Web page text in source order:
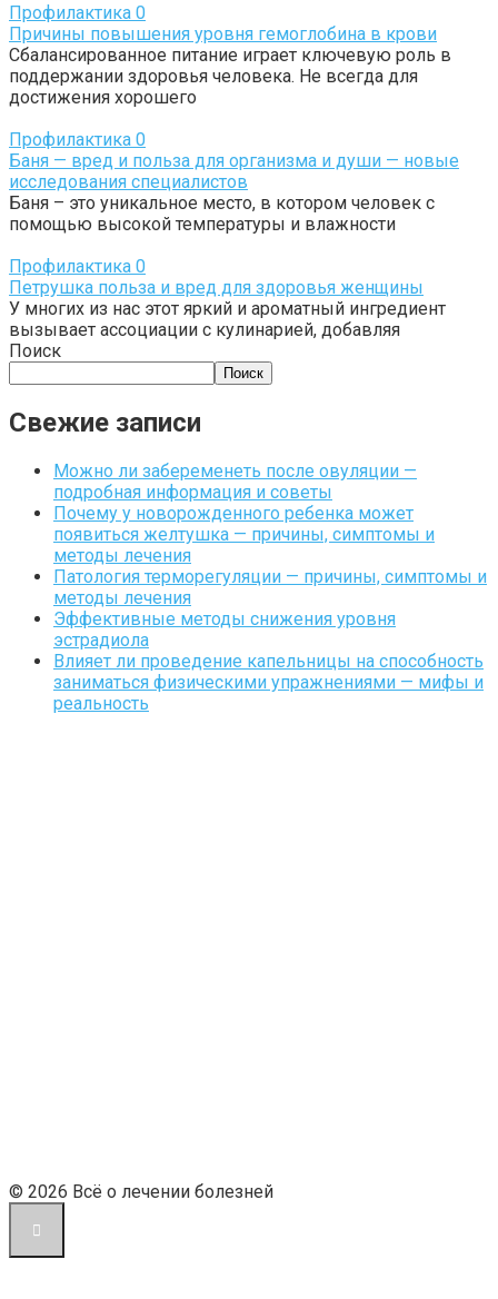
Профилактика 0
Причины повышения уровня гемоглобина в крови
Сбалансированное питание играет ключевую роль в
поддержании здоровья человека. Не всегда для
достижения хорошего
Профилактика 0
Баня — вред и польза для организма и души — новые
исследования специалистов
Баня – это уникальное место, в котором человек с
помощью высокой температуры и влажности
Профилактика 0
Петрушка польза и вред для здоровья женщины
У многих из нас этот яркий и ароматный ингредиент
вызывает ассоциации с кулинарией, добавляя
Поиск
Поиск
Свежие записи
Можно ли забеременеть после овуляции —
подробная информация и советы
Почему у новорожденного ребенка может
появиться желтушка — причины, симптомы и
методы лечения
Патология терморегуляции — причины, симптомы и
методы лечения
Эффективные методы снижения уровня
эстрадиола
Влияет ли проведение капельницы на способность
заниматься физическими упражнениями — мифы и
реальность
© 2026 Всё о лечении болезней